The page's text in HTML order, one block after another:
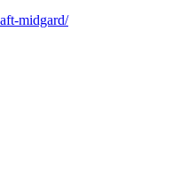
midgard/